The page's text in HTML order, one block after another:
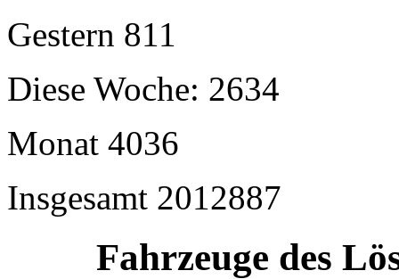
Gestern 811
Diese Woche: 2634
Monat 4036
Insgesamt 2012887
Fahrzeuge des